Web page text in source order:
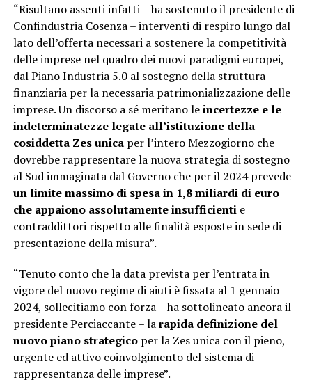
“Risultano assenti infatti – ha sostenuto il presidente di
Confindustria Cosenza – interventi di respiro lungo dal
lato dell’offerta necessari a sostenere la competitività
delle imprese nel quadro dei nuovi paradigmi europei,
dal Piano Industria 5.0 al sostegno della struttura
finanziaria per la necessaria patrimonializzazione delle
imprese. Un discorso a sé meritano leincertezze e le
indeterminatezze legate all’istituzione della
cosiddetta Zes unicaper l’intero Mezzogiorno che
dovrebbe rappresentare la nuova strategia di sostegno
al Sud immaginata dal Governo che per il 2024 prevede
un limite massimo di spesa in 1,8 miliardi di euro
che appaiono assolutamente insufficientie
contraddittori rispetto alle finalità esposte in sede di
presentazione della misura”.
“Tenuto conto che la data prevista per l’entrata in
vigore del nuovo regime di aiuti è fissata al 1 gennaio
2024, sollecitiamo con forza – ha sottolineato ancora il
presidente Perciaccante – larapida definizione del
nuovo piano strategicoper la Zes unica con il pieno,
urgente ed attivo coinvolgimento del sistema di
rappresentanza delle imprese”.